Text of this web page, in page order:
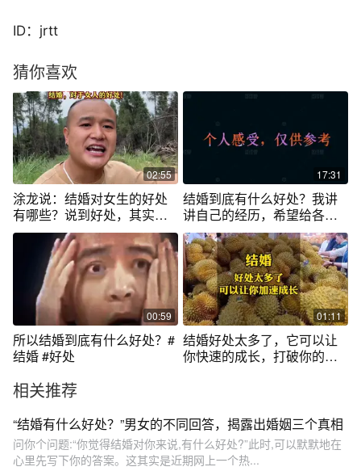
ID：jrtt
猜你喜欢
02:55
涂龙说：结婚对女生的好处
有哪些？说到好处，其实就
是在权衡利弊
17:31
结婚到底有什么好处？我讲
讲自己的经历，希望给各位
参考一下
00:59
所以结婚到底有什么好处？#
结婚 #好处
01:11
结婚好处太多了，它可以让
你快速的成长，打破你的幻
相关推荐
“结婚有什么好处？”男女的不同回答，揭露出婚姻三个真相
问你个问题:“你觉得结婚对你来说,有什么好处?”此时,可以默默地在
心里先写下你的答案。这其实是近期网上一个热...